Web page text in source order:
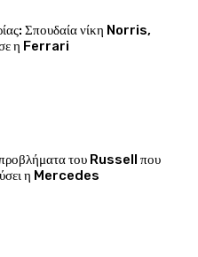
Σπουδαία νίκη Norris,
η Ferrari
του Russell που
η Mercedes